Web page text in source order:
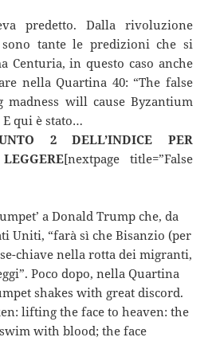
predetto. Dalla rivoluzione
tante le predizioni che si
Centuria, in questo caso anche
nella Quartina 40: “The false
madness will cause Byzantium
E qui è stato…
2 DELL’INDICE PER
[nextpage title=”False
a Donald Trump che, da
Uniti, “farà sì che Bisanzio (per
chiave nella rotta dei migranti,
Poco dopo, nella Quartina
shakes with great discord.
lifting the face to heaven: the
with blood; the face